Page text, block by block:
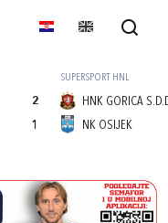
2
1
SUPERSPORT HNL
HNK GORICA
NK OSIJEK